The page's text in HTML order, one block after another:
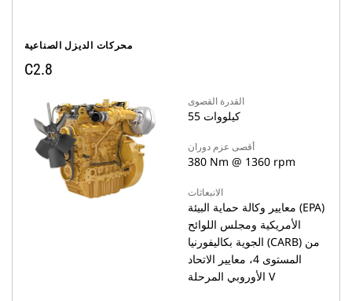
محركات الديزل الصناعية
C2.8
القدرة القصوى
55 كيلووات
أقصى عزم دوران
380 Nm @ 1360 rpm
الانبعاثات
معايير وكالة حماية البيئة (EPA)
الأمريكية ومجلس اللوائح
الجوية بكاليفورنيا (CARB) من
المستوى 4، معايير الاتحاد
الأوروبي المرحلة V